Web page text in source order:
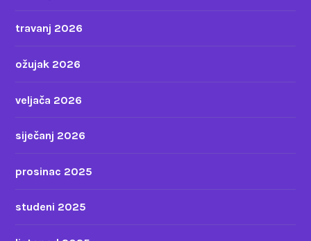
travanj 2026
ožujak 2026
veljača 2026
siječanj 2026
prosinac 2025
studeni 2025